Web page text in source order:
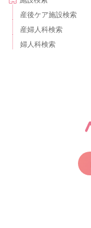
産後ケア施設検索
産婦人科検索
婦人科検索